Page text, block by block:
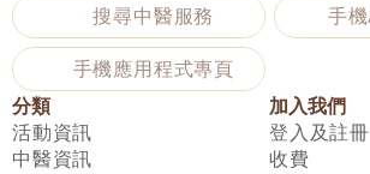
搜尋中醫服務 手
手機應用程式專頁
分類
活動資訊
中醫資訊
加入我們
登入及註冊
收費